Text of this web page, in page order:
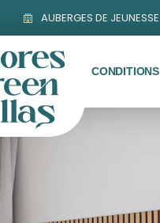
AUBERGES DE JEUNESSE
CONDITIONS